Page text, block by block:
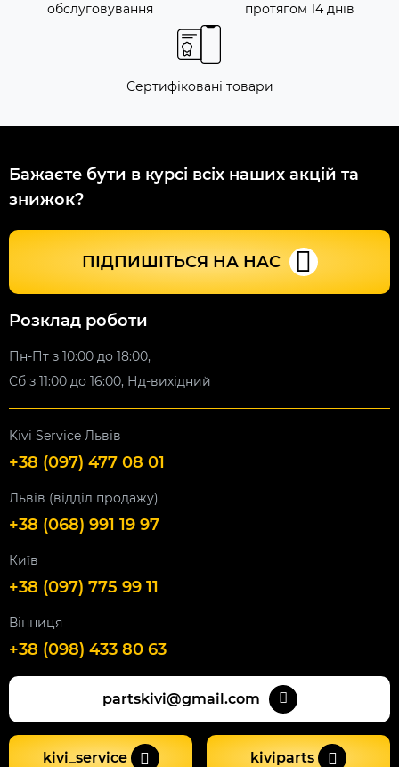
обслуговування
протягом 14 днів
Сертифіковані товари
Бажаєте бути в курсі всіх наших акцій та
знижок?
ПІДПИШІТЬСЯ НА НАС
Розклад роботи
Пн-Пт з 10:00 до 18:00,
Сб з 11:00 до 16:00, Нд-вихідний
Kivi Service Львів
+38 (097) 477 08 01
Львів (відділ продажу)
+38 (068) 991 19 97
Київ
+38 (097) 775 99 11
Вінниця
+38 (098) 433 80 63
partskivi@gmail.com
kivi_service kiviparts